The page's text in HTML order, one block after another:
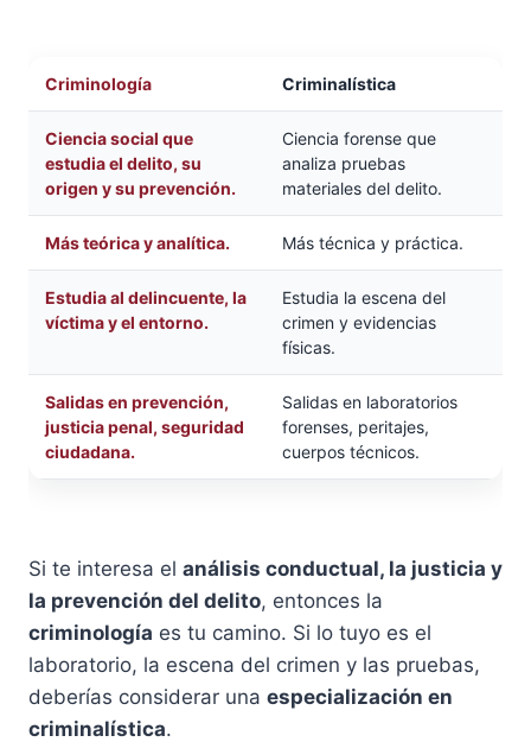
Criminología Criminalística
Ciencia social que
estudia el delito, su
origen y su prevención.
Ciencia forense que
analiza pruebas
materiales del delito.
Más teórica y analítica. Más técnica y práctica.
Estudia al delincuente, la
víctima y el entorno.
Estudia la escena del
crimen y evidencias
físicas.
Salidas en prevención,
justicia penal, seguridad
ciudadana.
Salidas en laboratorios
forenses, peritajes,
cuerpos técnicos.
Si te interesa el análisis conductual, la justicia y
la prevención del delito, entonces la
criminología es tu camino. Si lo tuyo es el
laboratorio, la escena del crimen y las pruebas,
deberías considerar una especialización en
criminalística.